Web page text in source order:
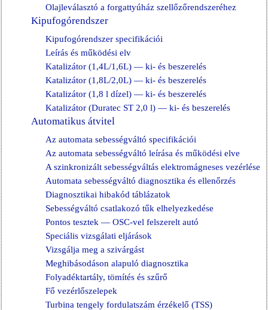
Olajleválasztó a forgattyúház szellőzőrendszeréhez
Kipufogórendszer
Kipufogórendszer specifikációi
Leírás és működési elv
Katalizátor (1,4L/1,6L) — ki- és beszerelés
Katalizátor (1,8L/2,0L) — ki- és beszerelés
Katalizátor (1,8 l dízel) — ki- és beszerelés
Katalizátor (Duratec ST 2,0 l) — ki- és beszerelés
Automatikus átvitel
Az automata sebességváltó specifikációi
Az automata sebességváltó leírása és működési elve
A szinkronizált sebességváltás elektromágneses vezérlése
Automata sebességváltó diagnosztika és ellenőrzés
Diagnosztikai hibakód táblázatok
Sebességváltó csatlakozó tűk elhelyezkedése
Pontos tesztek — OSC-vel felszerelt autó
Speciális vizsgálati eljárások
Vizsgálja meg a szivárgást
Meghibásodáson alapuló diagnosztika
Folyadéktartály, tömítés és szűrő
Fő vezérlőszelepek
Turbina tengely fordulatszám érzékelő (TSS)